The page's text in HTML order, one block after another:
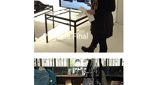
Projecte Final